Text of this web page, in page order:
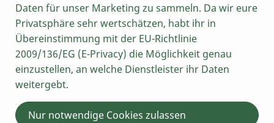
Auswahl ändern
Stück
Artikelanzahl
Gesamtpreis:6,49 €
1 Stk
Rote Bete
Daten für unser Marketing zu sammeln. Da wir eure
Privatsphäre sehr wertschätzen, habt ihr in
Übereinstimmung mit der EU-Richtlinie
2009/136/EG (E-Privacy) die Möglichkeit genau
einzustellen, an welche Dienstleister ihr Daten
weitergebt.
Nur notwendige Cookies zulassen